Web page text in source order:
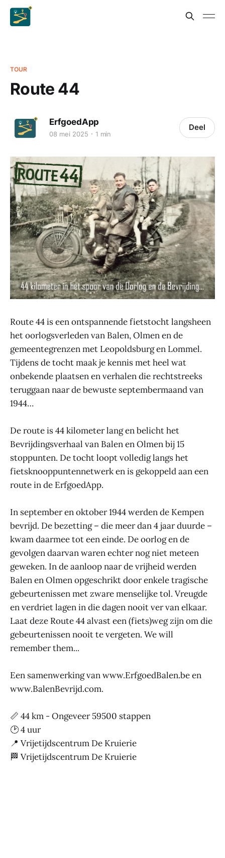
TOUR
Route 44
ErfgoedApp
08 mei 2025 1 min
Deel
Route 44 is een ontspannende fietstocht langsheen
het oorlogsverleden van Balen, Olmen en de
gemeentegrenzen met Leopoldsburg en Lommel.
Tijdens de tocht maak je kennis met heel wat
onbekende plaatsen en verhalen die rechtstreeks
teruggaan naar de bewuste septembermaand van
1944…
De route is 44 kilometer lang en belicht het
Bevrijdingsverhaal van Balen en Olmen bij 15
stoppunten. De tocht loopt volledig langs het
fietsknooppuntennetwerk en is gekoppeld aan een
route in de ErfgoedApp.
In september en oktober 1944 werden de Kempen
bevrijd. De bezetting – die meer dan 4 jaar duurde –
kwam daarmee tot een einde. De oorlog en de
gevolgen daarvan waren echter nog niet meteen
geweken. In de aanloop naar de vrijheid werden
Balen en Olmen opgeschrikt door enkele tragische
gebeurtenissen met zware menselijke tol. Vreugde
en verdriet lagen in die dagen nooit ver van elkaar.
Laat deze Route 44 alvast een (fiets)weg zijn om die
gebeurtenissen nooit te vergeten. We will
remember them...
Een samenwerking van www.ErfgoedBalen.be en
www.BalenBevrijd.com.
📏 44 km - Ongeveer 59500 stappen
🕑 4 uur
📍 Vrijetijdscentrum De Kruierie
🏁 Vrijetijdscentrum De Kruierie